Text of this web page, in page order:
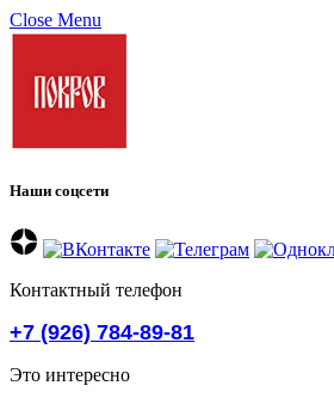
Close Menu
Наши соцсети
Контактный телефон
+7 (926) 784-89-81
Это интересно